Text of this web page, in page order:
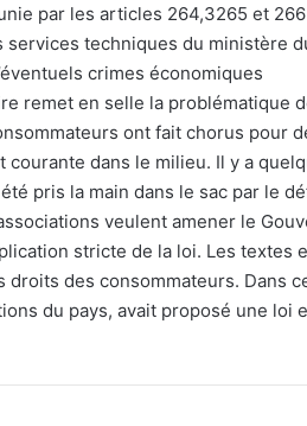
par les articles 264,3265 et
services techniques du ministère
crimes économiques
remet en selle la problématique
ont fait chorus pour
courante dans le milieu. Il y a
pris la main dans le sac par le
veulent amener le
stricte de la loi. Les textes
droits des consommateurs. Dans
du pays, avait proposé une loi